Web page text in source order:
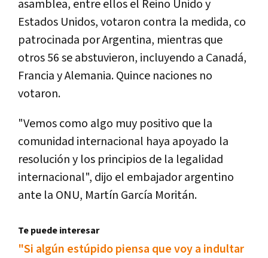
asamblea, entre ellos el Reino Unido y
Estados Unidos, votaron contra la medida, co
patrocinada por Argentina, mientras que
otros 56 se abstuvieron, incluyendo a Canadá,
Francia y Alemania. Quince naciones no
votaron.
"Vemos como algo muy positivo que la
comunidad internacional haya apoyado la
resolución y los principios de la legalidad
internacional", dijo el embajador argentino
ante la ONU, Martín García Moritán.
Te puede interesar
"Si algún estúpido piensa que voy a indultar